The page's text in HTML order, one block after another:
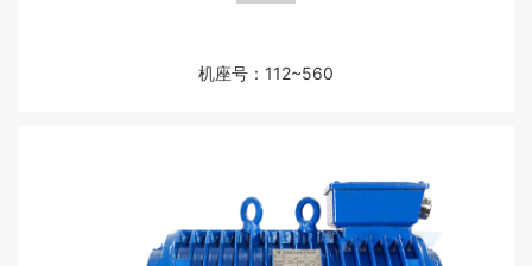
机座号：112~560